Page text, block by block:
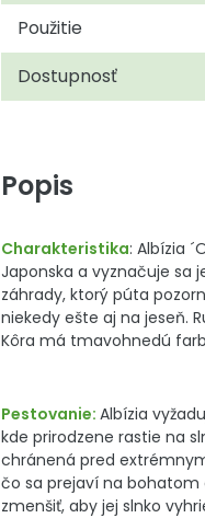
Použitie
Dostupnosť
Popis
Charakteristika: Albízia
Japonska a vyznačuje sa
záhrady, ktorý púta
niekedy ešte aj na jeseň.
Kôra má tmavohnedú
Pestovanie: Albízia
kde prirodzene rastie na
chránená pred
čo sa prejaví na bohatom
zmenšiť, aby jej slnko